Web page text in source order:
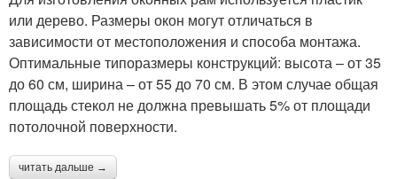
или дерево. Размеры окон могут отличаться в
зависимости от местоположения и способа монтажа.
Оптимальные типоразмеры конструкций: высота – от 35
до 60 см, ширина – от 55 до 70 см. В этом случае общая
площадь стекол не должна превышать 5% от площади
потолочной поверхности.
читать дальше →